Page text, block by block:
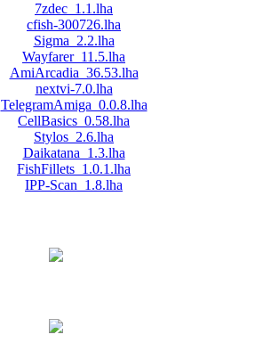
7zdec_1.1.lha
cfish-300726.lha
Sigma_2.2.lha
Wayfarer_11.5.lha
AmiArcadia_36.53.lha
nextvi-7.0.lha
TelegramAmiga_0.0.8.lha
CellBasics_0.58.lha
Stylos_2.6.lha
Daikatana_1.3.lha
FishFillets_1.0.1.lha
IPP-Scan_1.8.lha